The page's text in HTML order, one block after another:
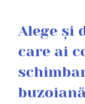
Alege și
care ai